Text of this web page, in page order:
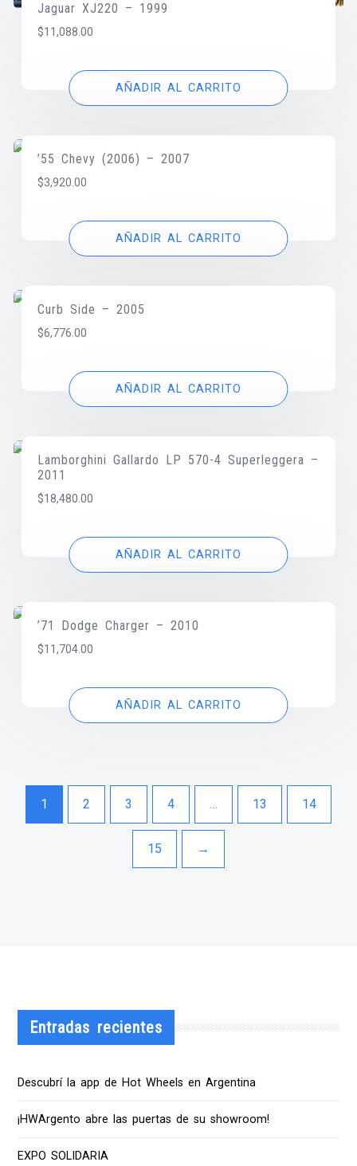
Jaguar XJ220 – 1999
$11,088.00
AÑADIR AL CARRITO
’55 Chevy (2006) – 2007
$3,920.00
AÑADIR AL CARRITO
Curb Side – 2005
$6,776.00
AÑADIR AL CARRITO
Lamborghini Gallardo LP 570-4 Superleggera –
2011
$18,480.00
AÑADIR AL CARRITO
’71 Dodge Charger – 2010
$11,704.00
AÑADIR AL CARRITO
1 2 3 4 … 13 14
15 →
Entradas recientes
Descubrí la app de Hot Wheels en Argentina
¡HWArgento abre las puertas de su showroom!
EXPO SOLIDARIA